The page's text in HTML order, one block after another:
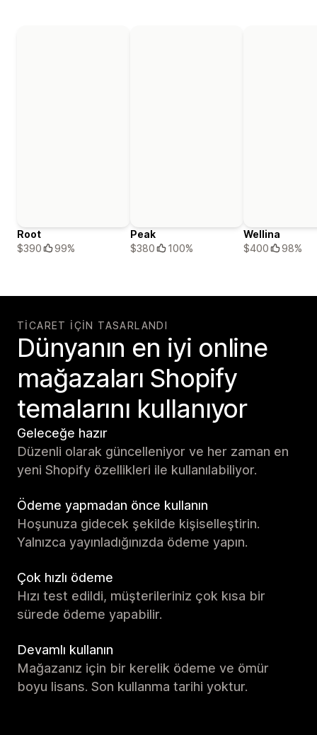
Root
$390
99%
Peak
$380
100%
Wellina
$400
98%
TICARET IÇIN TASARLANDI
Dünyanın en iyi online
mağazaları Shopify
temalarını kullanıyor
Geleceğe hazır
Düzenli olarak güncelleniyor ve her zaman en
yeni Shopify özellikleri ile kullanılabiliyor.
Ödeme yapmadan önce kullanın
Hoşunuza gidecek şekilde kişiselleştirin.
Yalnızca yayınladığınızda ödeme yapın.
Çok hızlı ödeme
Hızı test edildi, müşterileriniz çok kısa bir
sürede ödeme yapabilir.
Devamlı kullanın
Mağazanız için bir kerelik ödeme ve ömür
boyu lisans. Son kullanma tarihi yoktur.